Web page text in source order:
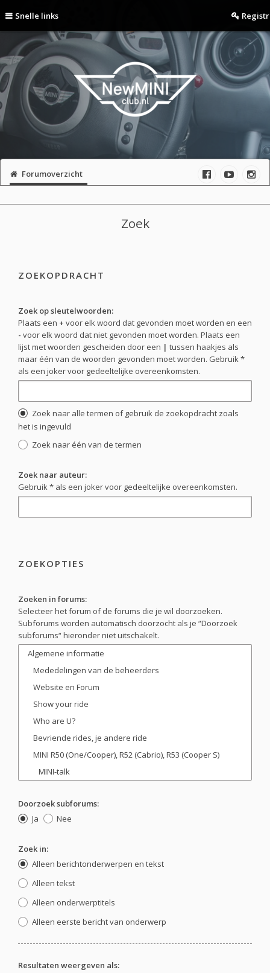
Snelle links
Forumoverzicht
Zoek
ZOEKOPDRACHT
Zoek op sleutelwoorden:
Plaats een + voor elk woord dat gevonden moet worden en een
- voor elk woord dat niet gevonden moet worden. Plaats een
lijst met woorden gescheiden door een | tussen haakjes als
maar één van de woorden gevonden moet worden. Gebruik *
als een joker voor gedeeltelijke overeenkomsten.
Zoek naar alle termen of gebruik de zoekopdracht zoals
het is ingevuld
Zoek naar één van de termen
Zoek naar auteur:
Gebruik * als een joker voor gedeeltelijke overeenkomsten.
ZOEKOPTIES
Zoeken in forums:
Selecteer het forum of de forums die je wil doorzoeken.
Subforums worden automatisch doorzocht als je “Doorzoek
subforums“ hieronder niet uitschakelt.
Doorzoek subforums:
Ja
Nee
Zoek in:
Alleen berichtonderwerpen en tekst
Alleen tekst
Alleen onderwerptitels
Alleen eerste bericht van onderwerp
Resultaten weergeven als: